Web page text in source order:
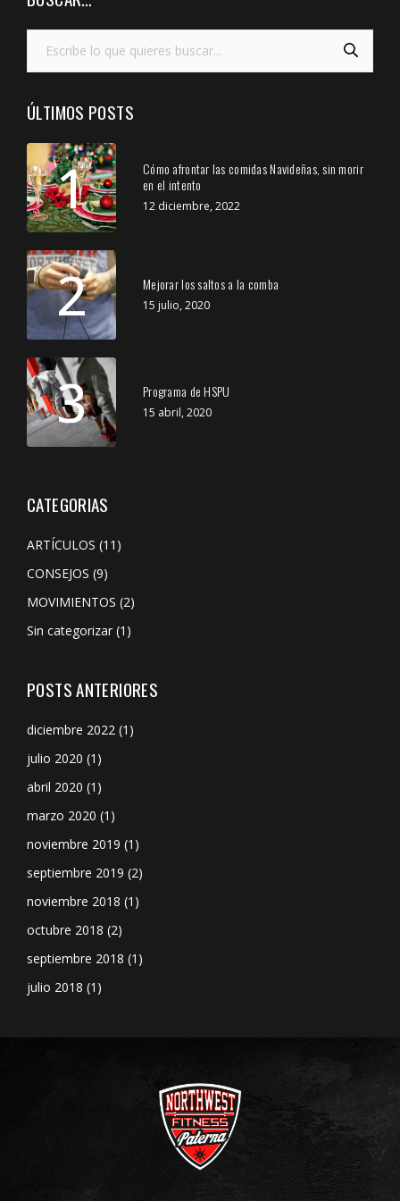
ÚLTIMOS POSTS
1
Cómo afrontar las comidas Navideñas, sin morir
en el intento
12 diciembre, 2022
2 Mejorar los saltos a la comba
15 julio, 2020
3 Programa de HSPU
15 abril, 2020
CATEGORIAS
ARTÍCULOS (11)
CONSEJOS (9)
MOVIMIENTOS (2)
Sin categorizar (1)
POSTS ANTERIORES
diciembre 2022 (1)
julio 2020 (1)
abril 2020 (1)
marzo 2020 (1)
noviembre 2019 (1)
septiembre 2019 (2)
noviembre 2018 (1)
octubre 2018 (2)
septiembre 2018 (1)
julio 2018 (1)